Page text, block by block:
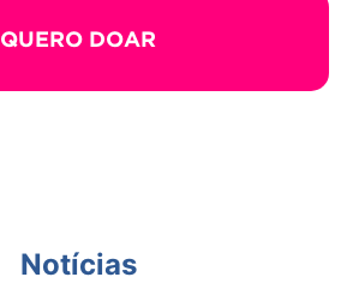
QUERO DOAR
Notícias